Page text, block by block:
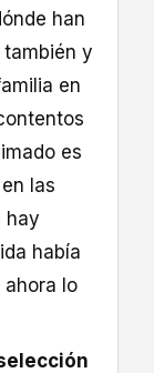
han
también y
en
es
las
hay
había
ahora lo